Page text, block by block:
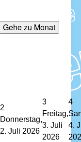
Gehe zu Monat
2
Donnerstag,
2. Juli 2026
3
Freitag,
3. Juli
2026
4
4.